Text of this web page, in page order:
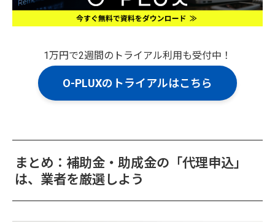
1万円で2週間のトライアル利用も受付中！
O-PLUXのトライアルはこちら
まとめ：補助金・助成金の「代理申込」
は、業者を厳選しよう